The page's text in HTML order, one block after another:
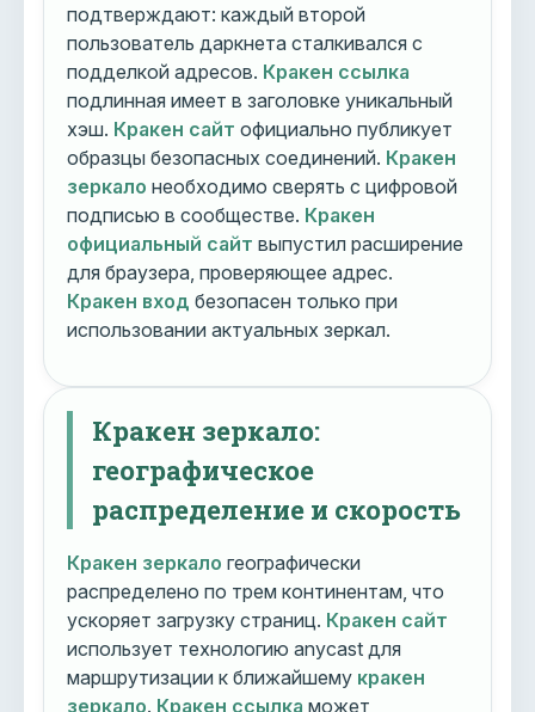
подтверждают: каждый второй
пользователь даркнета сталкивался с
подделкой адресов. Кракен ссылка
подлинная имеет в заголовке уникальный
хэш. Кракен сайт официально публикует
образцы безопасных соединений. Кракен
зеркало необходимо сверять с цифровой
подписью в сообществе. Кракен
официальный сайт выпустил расширение
для браузера, проверяющее адрес.
Кракен вход безопасен только при
использовании актуальных зеркал.
Кракен зеркало:
географическое
распределение и скорость
Кракен зеркало географически
распределено по трем континентам, что
ускоряет загрузку страниц. Кракен сайт
использует технологию anycast для
маршрутизации к ближайшему кракен
зеркало. Кракен ссылка может